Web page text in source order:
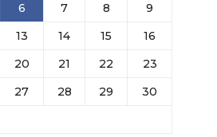
6 7 8
9
13 14 15
16
20 21 22
23
27 28 29
30